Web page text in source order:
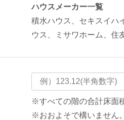
ハウスメーカー一覧
積水ハウス、セキスイハ
ウス、ミサワホーム、住
※すべての階の合計床面
※おおよそで構いません